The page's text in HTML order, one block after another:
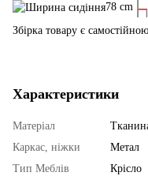
78 cm
Збірка товару є
Характеристики
Матеріал
Каркас, ніжки
Метал
Тип Меблів
Крісло